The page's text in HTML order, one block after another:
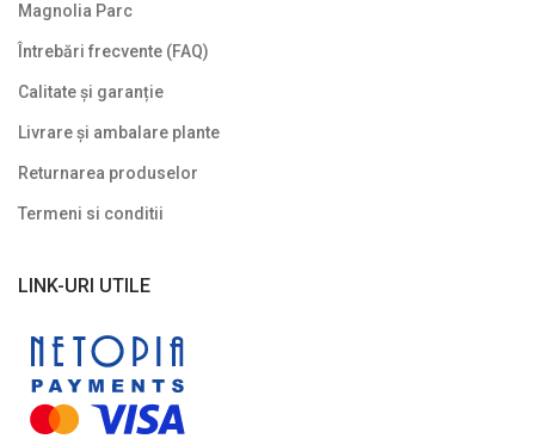
Magnolia Parc
Întrebări frecvente (FAQ)
Calitate și garanție
Livrare și ambalare plante
Returnarea produselor
Termeni si conditii
LINK-URI UTILE